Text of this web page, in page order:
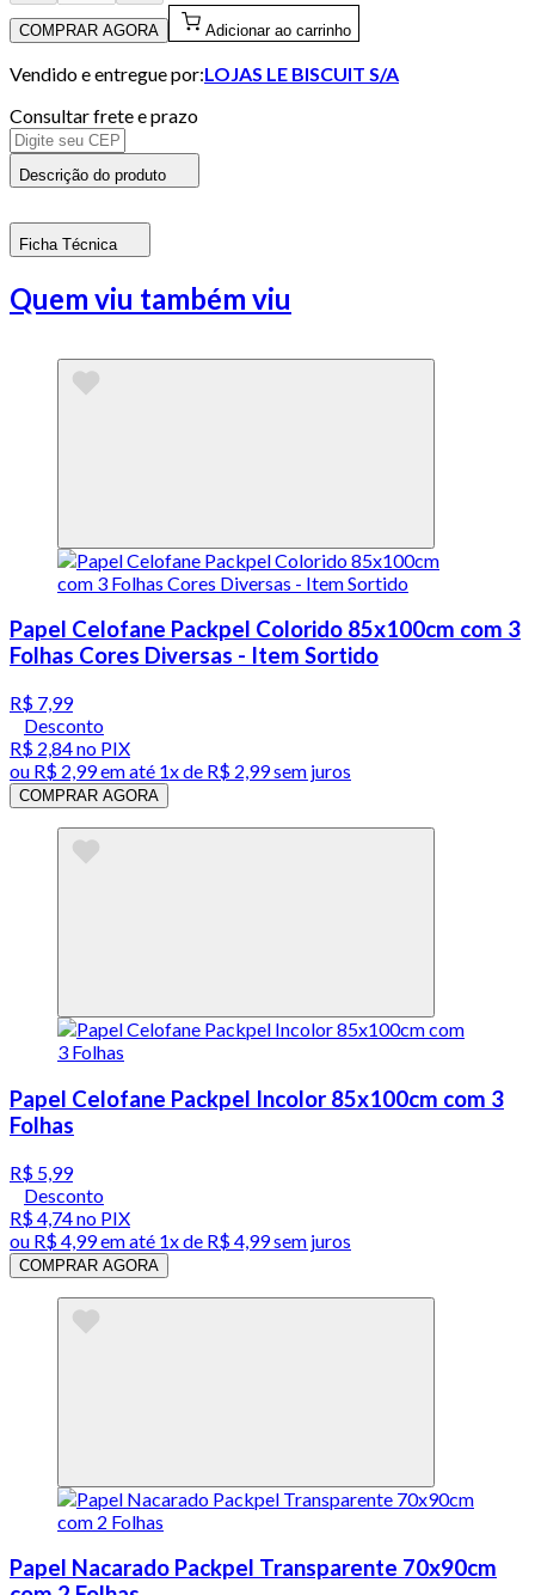
COMPRAR AGORA Adicionar ao carrinho
Vendido e entregue por:LOJAS LE BISCUIT S/A
Consultar frete e prazo
Descrição do produto
Ficha Técnica
Quem viu também viu
Papel Celofane Packpel Colorido 85x100cm com 3
Folhas Cores Diversas - Item Sortido
R$ 7,99
Desconto
R$ 2,84no PIX
ou R$ 2,99em até 1x de R$ 2,99sem juros
COMPRAR AGORA
Papel Celofane Packpel Incolor 85x100cm com 3
Folhas
R$ 5,99
Desconto
R$ 4,74no PIX
ou R$ 4,99em até 1x de R$ 4,99sem juros
COMPRAR AGORA
Papel Nacarado Packpel Transparente 70x90cm